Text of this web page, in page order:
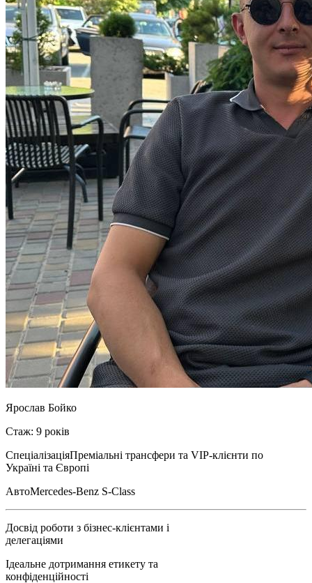
Ярослав Бойко
Стаж: 9 років
СпеціалізаціяПреміальні трансфери та VIP-клієнти по
Україні та Європі
АвтоMercedes-Benz S-Class
Досвід роботи з бізнес-клієнтами і
делегаціями
Ідеальне дотримання етикету та
конфіденційності